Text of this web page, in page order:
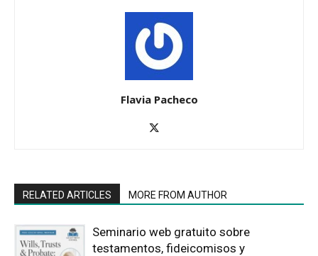
Flavia Pacheco
RELATED ARTICLES MORE FROM AUTHOR
Seminario web gratuito sobre
testamentos, fideicomisos y